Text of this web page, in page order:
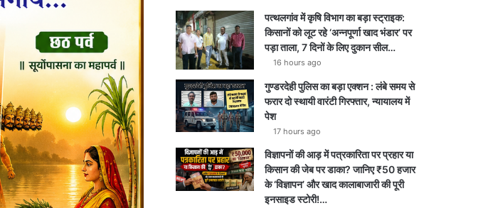
पत्थलगांव में कृषि विभाग का बड़ा स्ट्राइक:
किसानों को लूट रहे ‘अन्नपूर्णा खाद भंडार’ पर
पड़ा ताला, 7 दिनों के लिए दुकान सील…
16 hours ago
गुण्डरदेही पुलिस का बड़ा एक्शन : लंबे समय से
फरार दो स्थायी वारंटी गिरफ्तार, न्यायालय में
पेश
17 hours ago
विज्ञापनों की आड़ में पत्रकारिता पर प्रहार या
किसान की जेब पर डाका? जानिए ₹50 हजार
के ‘विज्ञापन’ और खाद कालाबाजारी की पूरी
इनसाइड स्टोरी!…